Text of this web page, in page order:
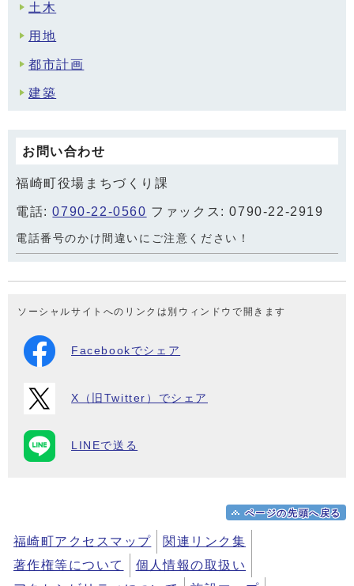
土木
用地
都市計画
建築
お問い合わせ
福崎町役場まちづくり課
電話:0790-22-0560 ファックス: 0790-22-2919
電話番号のかけ間違いにご注意ください！
ソーシャルサイトへのリンクは別ウィンドウで開きます
Facebookでシェア
X（旧Twitter）でシェア
LINEで送る
ページの先頭へ戻る
福崎町アクセスマップ
関連リンク集
著作権等について
個人情報の取扱い